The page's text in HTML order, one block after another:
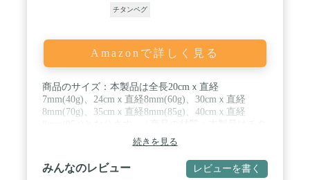
チタンペグ
Amazonで詳しく見る
商品のサイズ：本製品は全長20cmｘ直経
7mm(40g)、24cmｘ直経8mm(60g)、30cmｘ直経
8mm(70g)、35cmｘ直経8mm(85g)、40cmｘ直経
ン合金という材質で作られています。 / 商品の特
徴：本製品はチタン合金で作られていますので、錆
防止、硬くて軽いという特徴がございます。硬度も
一般のスチール製より高いです。 / 優しいところ：
続きを見る
みんなのレビュー レビューを書く